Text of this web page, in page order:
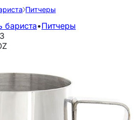
Питчеры
бариста•Питчеры